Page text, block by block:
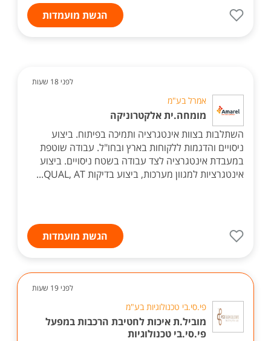
הגשת מועמדות
לפני 18 שעות
אמרל בע"מ
מומחה.ית אלקטרוניקה
השתלבות בצוות אינטגרציה ותמיכה בפיתוח. ביצוע
ניסויים והדגמות ללקוחות בארץ ובחו"ל. עבודה שוטפת
במעבדת אינטגרציה לצד עבודה בשטח ניסויים. ביצוע
אינטגרציות למגוון מערכות, ביצוע בדיקות QUAL, AT...
הגשת מועמדות
לפני 19 שעות
פי.סי.בי טכנולוגיות בע"מ
מוביל.ת איכות לחטיבת הרכבות במפעל
פי.סי.בי טכנולוגיות